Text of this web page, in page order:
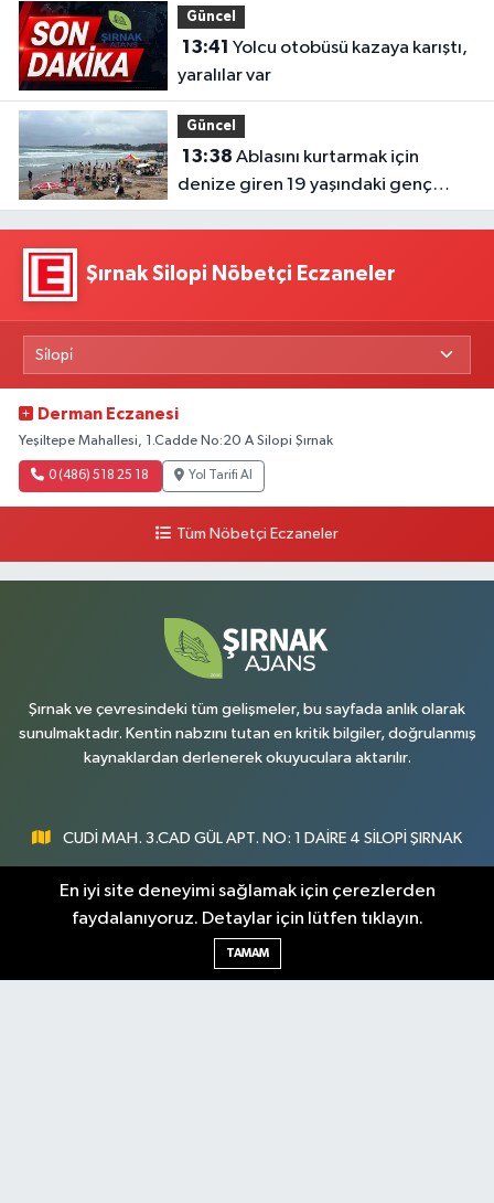
Güncel
13:41
yaralılar var
Güncel
13:38
denize giren 19 yaşındaki genç
hayatını kaybetti
Şırnak Silopi Nöbetçi Eczaneler
Derman Eczanesi
Yeşiltepe Mahallesi, 1.Cadde No:20 A Silopi Şırnak
0 (486) 518 25 18 Yol Tarifi Al
Tüm Nöbetçi Eczaneler
Şırnak ve çevresindeki tüm gelişmeler, bu sayfada anlık olarak
sunulmaktadır. Kentin nabzını tutan en kritik bilgiler, doğrulanmış
kaynaklardan derlenerek okuyuculara aktarılır.
CUDİ MAH. 3.CAD GÜL APT. NO: 1 DAİRE 4 SİLOPİ ŞIRNAK
0547 300 73 73
[email protected]
En iyi site deneyimi sağlamak için çerezlerden
faydalanıyoruz. Detaylar için lütfen tıklayın.
TAMAM